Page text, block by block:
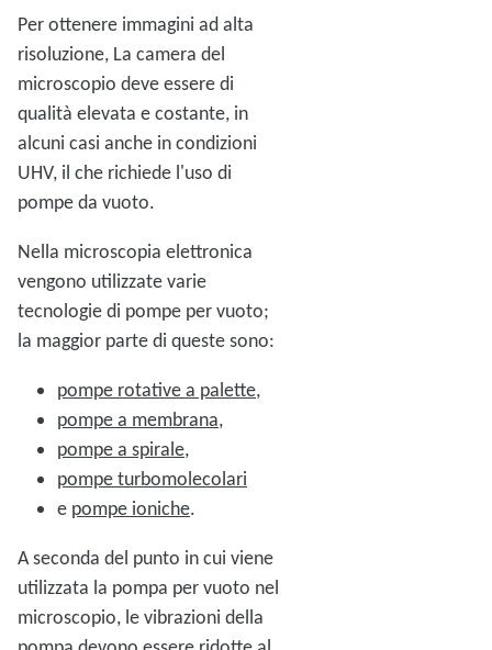
Per ottenere immagini ad alta
risoluzione, La camera del
microscopio deve essere di
qualità elevata e costante, in
alcuni casi anche in condizioni
UHV, il che richiede l'uso di
pompe da vuoto.
Nella microscopia elettronica
vengono utilizzate varie
tecnologie di pompe per vuoto;
la maggior parte di queste sono:
pompe rotative a palette,
pompe a membrana,
pompe a spirale,
pompe turbomolecolari
e pompe ioniche.
A seconda del punto in cui viene
utilizzata la pompa per vuoto nel
microscopio, le vibrazioni della